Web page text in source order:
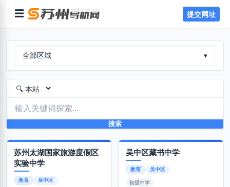
☰ 提交网址
全部区域 ▾
搜索
苏州太湖国家旅游度假区
实验中学
教育 吴中区
吴中区藏书中学
教育 吴中区
初级中学